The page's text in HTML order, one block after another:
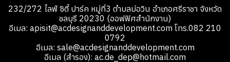
232/272 ไลฟ์ ซิตี้ ปาร์ค หมู่ที่3 ตำบลบ่อวิน อำเภอศรีราชา จังหวัด
ชลบุรี 20230 (ออฟฟิศสำนักงาน)
อีเมล: apisit@acdesignanddevelopment.com โทร.082 210
0792
อีเมล: sale@acdesignanddevelopment.com
อีเมล (สำรอง): ac.de_dep@hotmail.com